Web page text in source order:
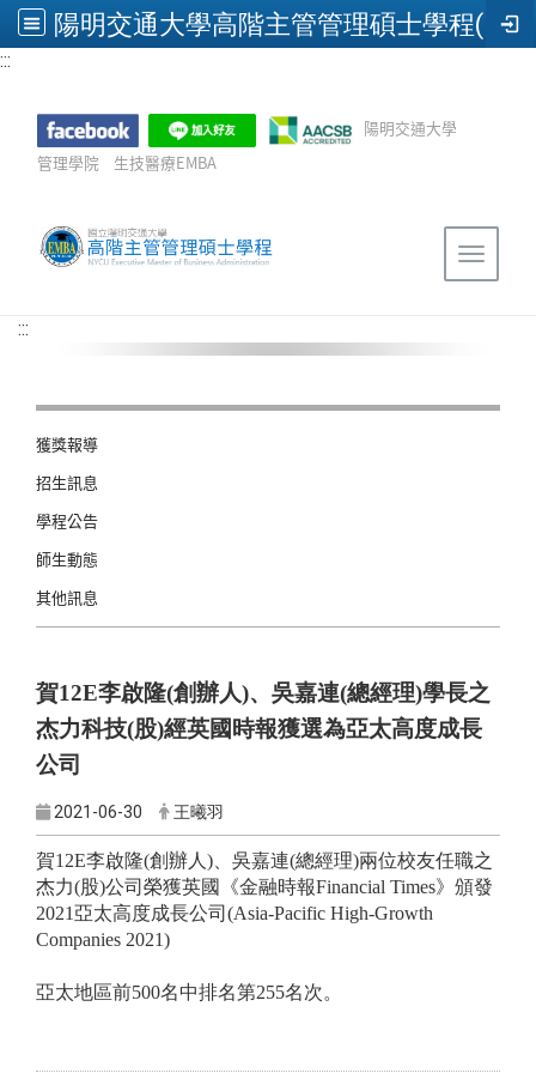
陽明交通大學高階主管管理碩士學程(EMBA)
:::
陽明交通大學
管理學院
生技醫療EMBA
Toggle
:::
獲獎報導
招生訊息
學程公告
師生動態
其他訊息
賀12E李啟隆(創辦人)、吳嘉連(總經理)學長之
杰力科技(股)經英國時報獲選為亞太高度成長
公司
2021-06-30 王曦羽
賀12E李啟隆(創辦人)、吳嘉連(總經理)兩位校友任職之
杰力(股)公司榮獲英國《金融時報Financial Times》頒發
2021亞太高度成長公司(Asia-Pacific High-Growth
Companies 2021)
亞太地區前500名中排名第255名次。